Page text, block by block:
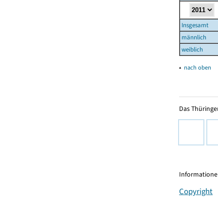
Insgesamt
männlich
weiblich
▴ nach oben
Das
Copyright